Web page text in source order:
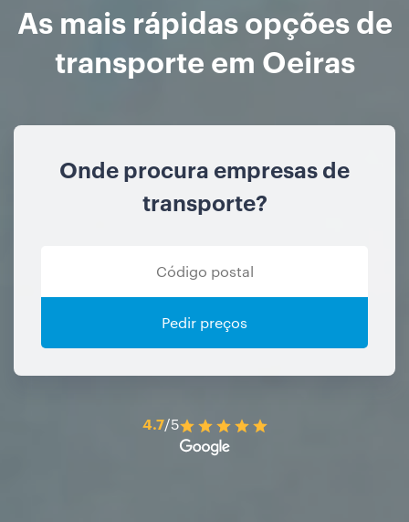
As mais rápidas opções de
transporte em Oeiras
Onde procura empresas de
transporte?
Pedir preços
4.7/5